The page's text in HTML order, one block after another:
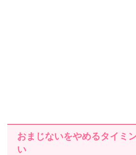
おまじないをやめるタイミ
い